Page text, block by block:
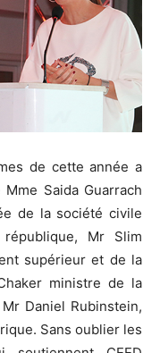
de cette année a
Saida Guarrach
de la société civile
Mr Slim
supérieur et de la
ministre de la
Daniel Rubinstein,
Sans oublier les